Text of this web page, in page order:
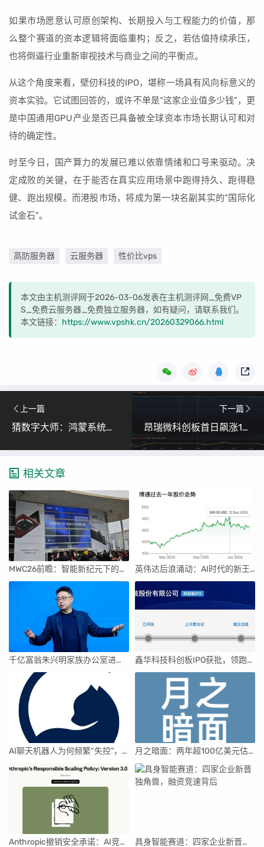
如果市场愿意认可原创架构、长期投入与工程能力的价值，那
么整个赛道的资本逻辑将面临重构；反之，若估值持续承压，
也将倒逼行业重新审视技术与商业之间的平衡点。
从这个角度来看，壁仞科技的IPO，堪称一场具有风向标意义的
资本实验。它试图回答的，或许不单是“这家企业值多少钱”，更
是中国通用GPU产业是否已具备被全球资本市场长期认可和对
待的确定性。
时至今日，国产算力的发展已难以依靠情绪和口号来驱动。决
定成败的关键，在于能否在真实应用场景中跑得持久、跑得稳
健、跑出规模。而港股市场，将成为第一块名副其实的“国际化
试金石”。
高防服务器 云服务器 性价比vps
本文由主机测评网于2026-03-06发表在主机测评网_免费VP
S_免费云服务器_免费独立服务器，如有疑问，请联系我们。
本文链接： https://www.vpshk.cn/20260329066.html
上一篇
猜数字大师：鸿蒙系统上的趣味数字解密游戏
下一篇
昂瑞微科创板首日飙涨160% 单签收益6.65万 年内新股盈利榜眼
相关文章
MWC26前瞻：智能新纪元下的科技盛宴 英伟达后浪涌动：AI时代的新王者与隐忧
千亿富翁朱兴明家族办公室进军VC圈 鑫华科技科创板IPO获批，领跑国内半导体材料市场
AI聊天机器人为何频繁“失控”，背后原因及解决方案解析 月之暗面：两年超100亿美元估值，K2.5引领AI新纪元
Anthropic撤销安全承诺：AI竞赛中的伦理与商业博弈 具身智能赛道：四家企业新晋独角兽，融资竞速背后